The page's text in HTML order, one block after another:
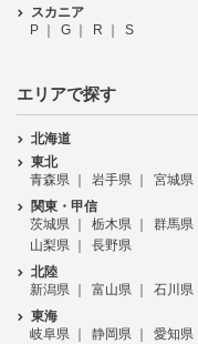
スカニア
P
G R S
エリアで探す
北海道
東北
青森県
岩手県 宮城県
関東・甲信
茨城県
栃木県 群馬県
山梨県
長野県
北陸
新潟県
富山県 石川県
東海
岐阜県
静岡県
愛知県